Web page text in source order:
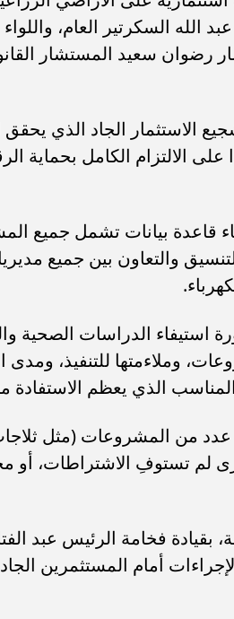
الله السكرتير العام،
رضوان سعيد المستشار
الاستثمار الجاد الذي يحقق
الالتزام الكامل بحماية
قاعدة بيانات تشمل جميع
والتعاون بين جميع
الدراسات الصحية
وملاءمتها للتنفيذ، ومدى
المناسب الذي يعظم الاستفادة
عدد من المشروعات (مثل
بقيادة فخامة الرئيس عبد
عبيد والأهالي ينعونها